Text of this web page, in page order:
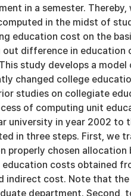
in a semester.
in the midst of
education cost on the
difference in education
study develops a
changed college
studies on collegiate
of computing unit
university in year 2002 to
in three steps. First, we
properly chosen allocation
costs obtained
indirect cost. Note that the
department. Second,